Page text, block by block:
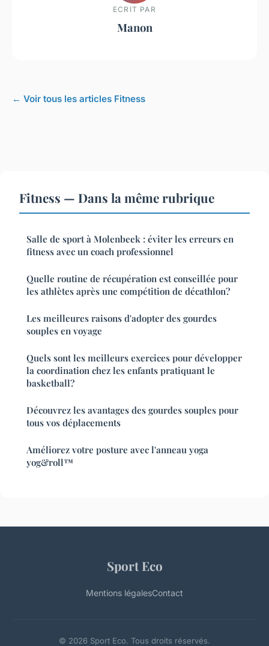
ECRIT PAR
Manon
← Voir tous les articles Fitness
Fitness — Dans la même rubrique
Salle de sport à Molenbeek : éviter les erreurs en
fitness avec un coach professionnel
Quelle routine de récupération est conseillée pour
les athlètes après une compétition de décathlon?
Les meilleures raisons d'adopter des gourdes
souples en voyage
Quels sont les meilleurs exercices pour développer
la coordination chez les enfants pratiquant le
basketball?
Découvrez les avantages des gourdes souples pour
tous vos déplacements
Améliorez votre posture avec l'anneau yoga
yog&roll™
Sport Eco
Mentions légalesContact
© 2026 Sport Eco. Tous droits réservés.